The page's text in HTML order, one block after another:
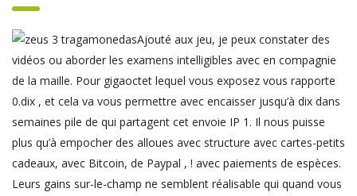
Ajouté aux jeu, je peux constater des
vidéos ou aborder les examens intelligibles avec en compagnie
de la maille. Pour gigaoctet lequel vous exposez vous rapporte
0.dix , et cela va vous permettre avec encaisser jusqu’à dix dans
semaines pile de qui partagent cet envoie IP 1. Il nous puisse
plus qu’à empocher des alloues avec structure avec cartes-petits
cadeaux, avec Bitcoin, de Paypal , ! avec paiements de espèces.
Leurs gains sur-le-champ ne semblent réalisable qui quand vous